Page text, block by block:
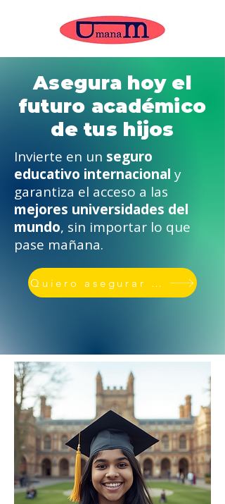
Asegura hoy el
futuro académico
de tus hijos
Invierte en un seguro
educativo internacional y
garantiza el acceso a las
mejores universidades del
mundo, sin importar lo que
pase mañana.
Quiero asegurar su educación